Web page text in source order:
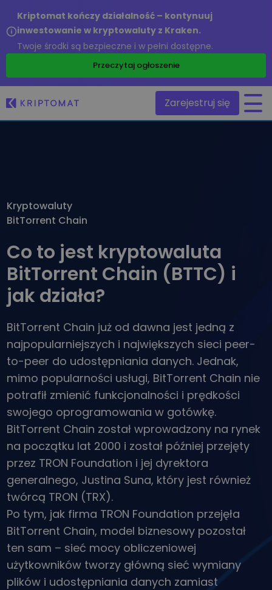
Kriptomat kończy działalność – kontynuuj
inwestowanie w kryptowaluty z Kraken.
Twoje środki są bezpieczne i w pełni dostępne.
Przeczytaj ogłoszenie
Znajdź możliwości inwestycyjne
Ostatnio dodane
Co jeśli za równowartość 100€ kupiłbym…
...dziś byłoby to warte
Kupuj i sprzedawaj krypto
Kupuj ponad 300 kryptowalut
Wymieniaj krypto
Ponad 1,000 opcji par
Inteligentne portfolio
Mądry sposób na inwestowanie w kryptowaluty
Bezpieczny i prosty krypto portfel
Explorer inwestycji
Znajdź swoją strategię kryptowalut
KriptoEarn
Zdobywaj nagrody za swoje kryptowaluty
Skarbiec
Zachowaj kryptowaluty na swoją przyszłość
Zakup Cykliczny
Regularnie zaplanowane inwestycje (DCA)
Alerty cenowe
Aktualizacje cen ulubionych tokenów w czasie rzeczywistym
Przeglądaj aktywa
Odkryj możliwości inwestycyjne
Analiza portfolio
Inteligentna obserwacja zapewniająca optymalne wyniki
Zarejestruj się
/
Kryptowaluty
BitTorrent Chain
Co to jest kryptowaluta
BitTorrent Chain (BTTC) i
jak działa?
BitTorrent Chain już od dawna jest jedną z
najpopularniejszych i największych sieci peer-
to-peer do udostępniania danych. Jednak,
mimo popularności usługi, BitTorrent Chain nie
potrafił zmienić funkcjonalności i prędkości
swojego oprogramowania w gotówkę.
BitTorrent Chain został wprowadzony na rynek
na początku lat 2000 i został później przejęty
przez TRON Foundation i jej dyrektora
generalnego, Justina Suna, który jest również
twórcą TRON (TRX).
Po tym, jak firma TRON Foundation przejęła
BitTorrent Chain, model biznesowy pozostał
ten sam – sieć mocy obliczeniowej
użytkowników tworzy główną sieć wymiany
plików i udostępniania danych zamiast